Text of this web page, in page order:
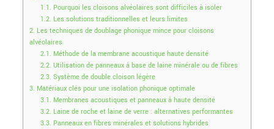
1.1. Pourquoi les cloisons alvéolaires sont difficiles à isoler
1.2. Les solutions traditionnelles et leurs limites
2. Les techniques de doublage phonique mince pour cloisons
alvéolaires
2.1. Méthode de la membrane acoustique haute densité
2.2. Utilisation de panneaux à base de laine minérale ou de fibres
2.3. Système de double cloison légère
3. Matériaux clés pour une isolation phonique optimale
3.1. Membranes acoustiques et panneaux à haute densité
3.2. Laine de roche et laine de verre : alternatives performantes
3.3. Panneaux en fibres minérales et solutions hybrides